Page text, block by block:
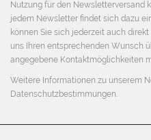
Nutzung für den Newsletterversand
jedem Newsletter findet sich dazu
können Sie sich jederzeit auch
uns Ihren entsprechenden Wunsch
angegebene Kontaktmöglichkeiten
Weitere Informationen zu unserem
Datenschutzbestimmungen.